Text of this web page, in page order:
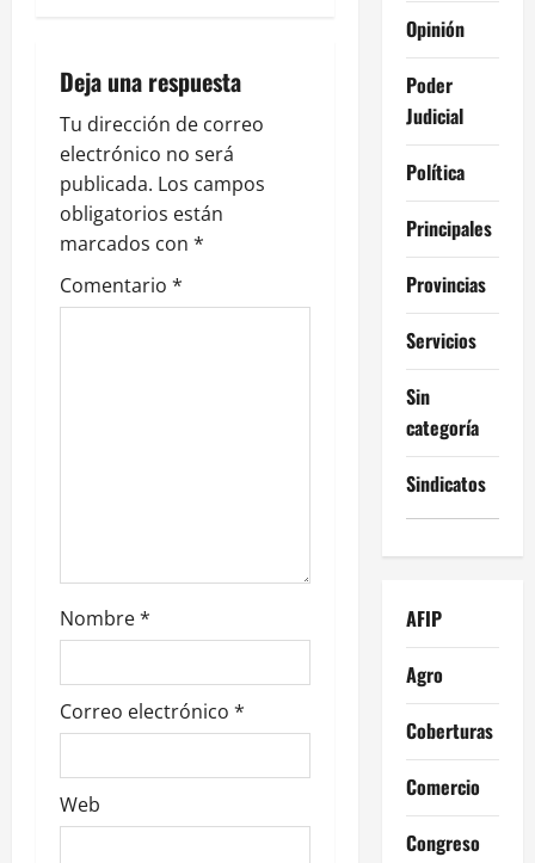
c
i
ó
n
d
e
a
d
a
s
Deja una respuesta
Tu dirección de correo
electrónico no será
publicada. Los campos
obligatorios están
marcados con *
Comentario *
Nombre*
Correo electrónico *
Web
Opinión
Poder
Judicial
Política
Principales
Provincias
Servicios
Sin
categoría
Sindicatos
AFIP
Agro
Coberturas
Comercio
Congreso